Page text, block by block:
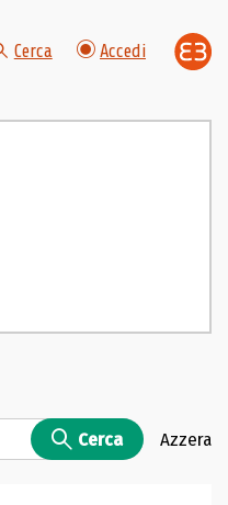
Cerca Accedi
Cerca Azzera